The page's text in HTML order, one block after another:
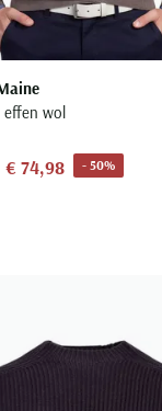
wol
€ 74,98 - 50%